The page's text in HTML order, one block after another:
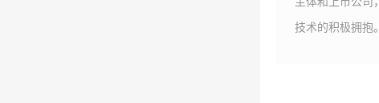
技术的积极拥抱。